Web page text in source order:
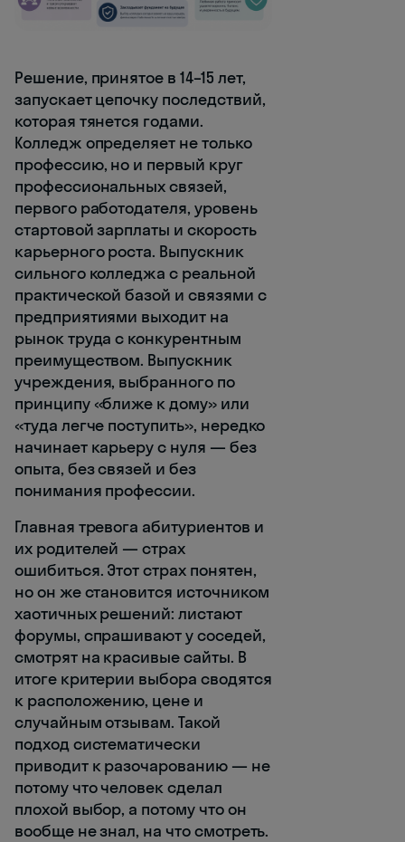
Решение, принятое в 14–15 лет,
запускает цепочку последствий,
которая тянется годами.
Колледж определяет не только
профессию, но и первый круг
профессиональных связей,
первого работодателя, уровень
стартовой зарплаты и скорость
карьерного роста. Выпускник
сильного колледжа с реальной
практической базой и связями с
предприятиями выходит на
рынок труда с конкурентным
преимуществом. Выпускник
учреждения, выбранного по
принципу «ближе к дому» или
«туда легче поступить», нередко
начинает карьеру с нуля — без
опыта, без связей и без
понимания профессии.
Главная тревога абитуриентов и
их родителей — страх
ошибиться. Этот страх понятен,
но он же становится источником
хаотичных решений: листают
форумы, спрашивают у соседей,
смотрят на красивые сайты. В
итоге критерии выбора сводятся
к расположению, цене и
случайным отзывам. Такой
подход систематически
приводит к разочарованию — не
потому что человек сделал
плохой выбор, а потому что он
вообще не знал, на что смотреть.